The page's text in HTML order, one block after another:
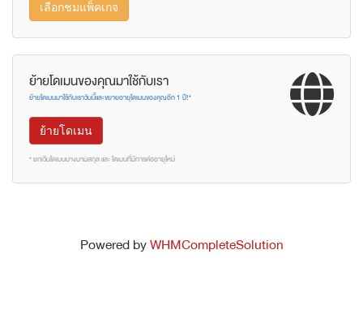
เลือกชมแพ็คเกจ
ย้ายโดเมนของคุณมาใช้กับเรา
ย้ายโดเมนมาใช้กับเราวันนี้และขยายอายุโดเมนของคุณอีก 1 ปี!*
ย้ายโดเมน
* ยกเว้นโดเมนบางนามสกุล และ โดเมนที่มีการต่ออายุใหม่
Powered byWHMCompleteSolution